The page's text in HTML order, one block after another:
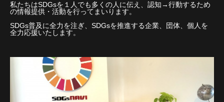
私たちはSDGsを１人でも多くの人に伝え、認知→行動するため
の情報提供・活動を行ってまいります。
SDGs普及に全力を注ぎ、SDGsを推進する企業、団体、個人を
全力応援いたします。